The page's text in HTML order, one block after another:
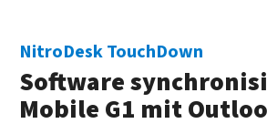
NitroDesk TouchDown
Software
Mobile G1 mit